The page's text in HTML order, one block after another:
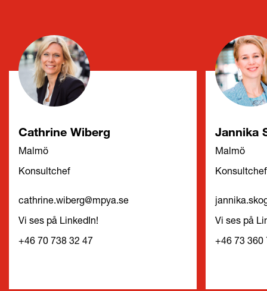
Cathrine Wiberg
Malmö
Konsultchef
cathrine.wiberg@mpya.se
Vi ses på LinkedIn!
+46 70 738 32 47
Jannika
Malmö
Konsultchef
Vi ses på
+46 73 360